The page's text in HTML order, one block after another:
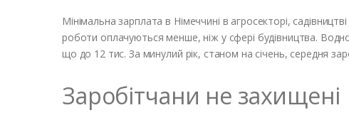
Мінімальна зарплата в Німеччині в агросекторі,
роботи оплачуються менше, ніж у сфері будівництва.
що до 12 тис. За минулий рік, станом на січень, середня
Заробітчани не захищені